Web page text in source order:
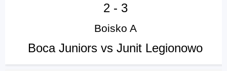
2- 3
Boisko A
Boca Juniors vs Junit Legionowo